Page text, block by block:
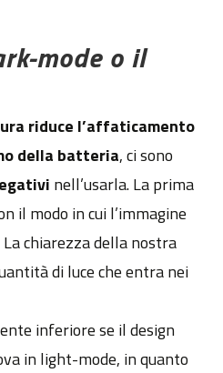
mode o il
riduce l’affaticamento
della batteria, ci sono
nell’usarla. La prima
il modo in cui l’immagine
chiarezza della nostra
di luce che entra nei
inferiore se il design
in light-mode, in quanto